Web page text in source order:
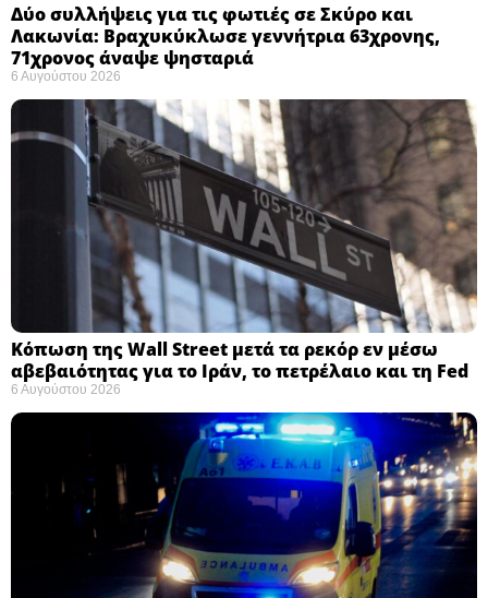
Δύο συλλήψεις για τις φωτιές σε Σκύρο και
Λακωνία: Βραχυκύκλωσε γεννήτρια 63χρονης,
71χρονος άναψε ψησταριά
6 Αυγούστου 2026
Κόπωση της Wall Street μετά τα ρεκόρ εν μέσω
αβεβαιότητας για το Ιράν, το πετρέλαιο και τη Fed
6 Αυγούστου 2026